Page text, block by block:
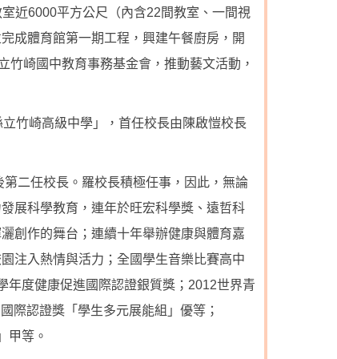
近6000平方公尺（內含22間教室、一間視
成體育館第一期工程，興建午餐廚房，開
崎國中教育事務基金會，推動藝文活動，
竹崎高級中學」，首任校長由陳啟愷校長
二任校長。羅校長積極任事，因此，無論
展科學教育，連年於旺宏科學獎、遠哲科
創作的舞台；連續十年舉辦健康與體育嘉
注入熱情與活力；全國學生音樂比賽高中
度健康促進國際認證銀質獎；2012世界青
際認證獎「學生多元展能組」優等；
甲等。